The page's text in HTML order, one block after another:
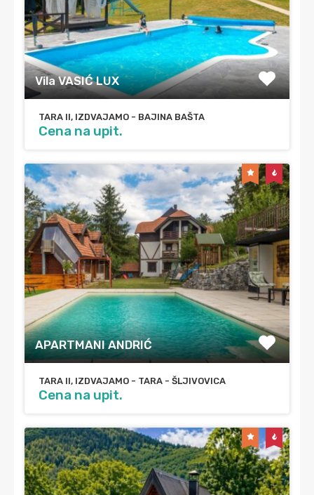
Vila VASIĆ LUX
TARA II, IZDVAJAMO - BAJINA BAŠTA
Cena na upit.
APARTMANI ANDRIĆ
TARA II, IZDVAJAMO - TARA - ŠLJIVOVICA
Cena na upit.